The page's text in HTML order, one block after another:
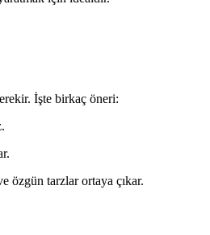
İşte birkaç öneri:
özgün tarzlar ortaya çıkar.